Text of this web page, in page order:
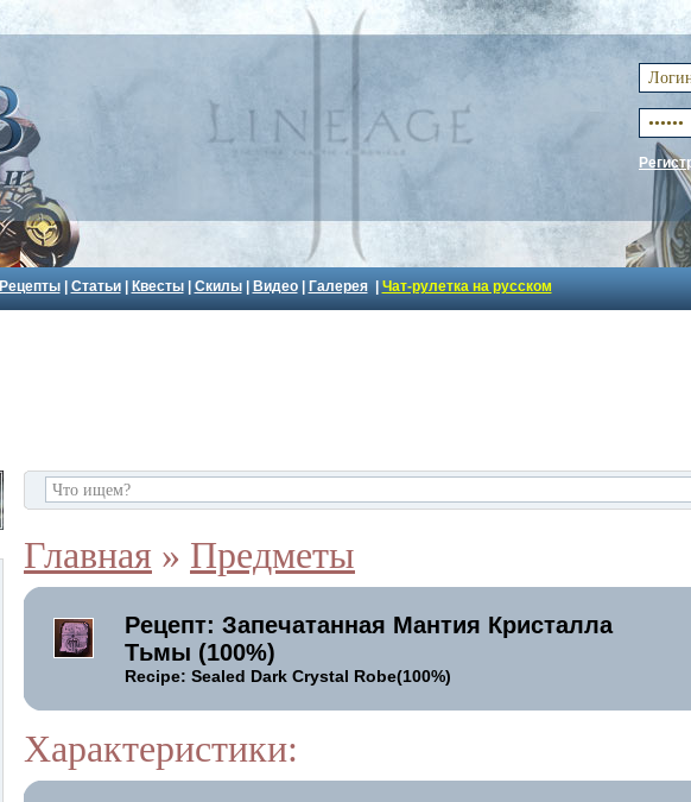
Рецепты| Статьи| Квесты| Скилы| Видео| Галерея| Чат-рулетка на русском
Главная » Предметы
Рецепт: Запечатанная Мантия Кристалла
Тьмы (100%)
Recipe: Sealed Dark Crystal Robe(100%)
Характеристики: